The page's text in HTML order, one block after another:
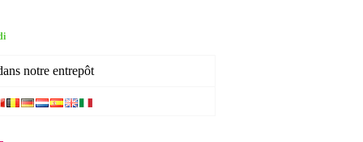
notre entrepôt